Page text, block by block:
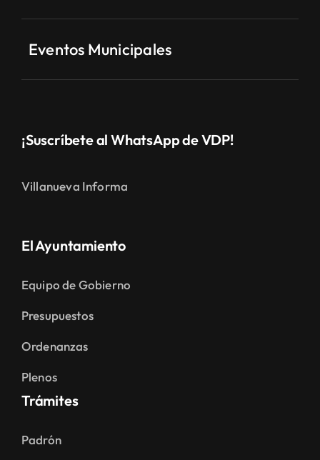
Eventos Municipales
¡Suscríbete al WhatsApp de VDP!
Villanueva Informa
El Ayuntamiento
Equipo de Gobierno
Presupuestos
Ordenanzas
Plenos
Trámites
Padrón